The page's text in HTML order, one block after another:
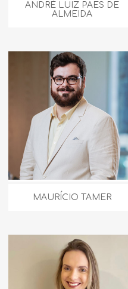
ANDRÉ LUIZ PAES DE
ALMEIDA
MAURÍCIO TAMER